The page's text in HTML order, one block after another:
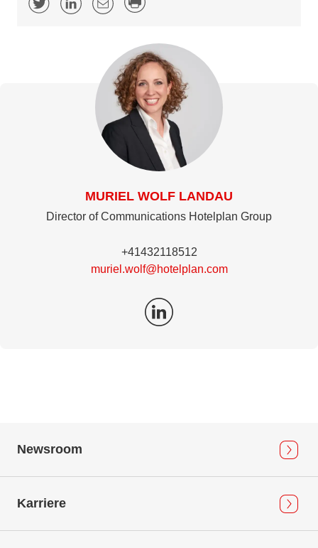
MURIEL WOLF LANDAU
Director of Communications Hotelplan Group
+41432118512
muriel.wolf@hotelplan.com
Newsroom
Karriere